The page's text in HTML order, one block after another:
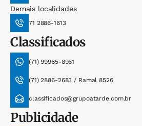
Demais localidades
71 2886-1613
Classificados
(71) 99965-8961
(71) 2886-2683 / Ramal 8526
classificados@grupoatarde.com.br
Publicidade